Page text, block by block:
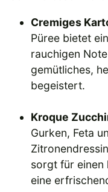
Cremiges
Püree bietet
rauchigen
gemütliches,
begeistert.
Kroque
Gurken, Feta
sorgt für einen
eine